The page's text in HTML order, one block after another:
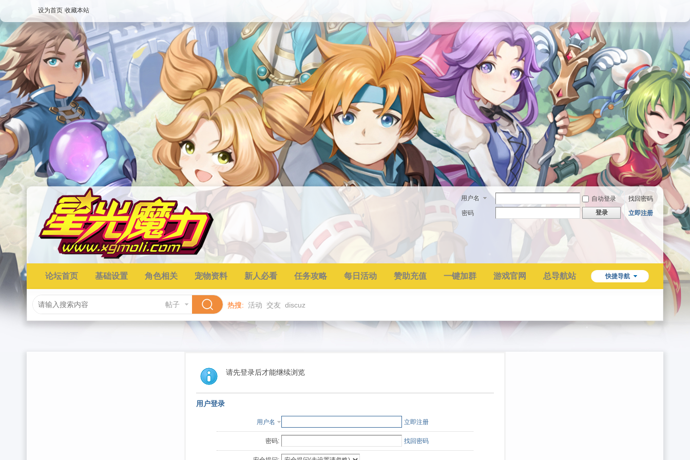
设为首页 收藏本站
用户名 自动登录
找回密码
密码
登录 立即注册
快捷导航
论坛首页 基础设置 角色相关 宠物资料 新人必看 任务攻略 每日活动 赞助充值 一键加群 游戏官网 总导航站
帖子 热搜: 活动 交友 discuz
请先登录后才能继续浏览
用户登录
用户名 立即注册
密码: 找回密码